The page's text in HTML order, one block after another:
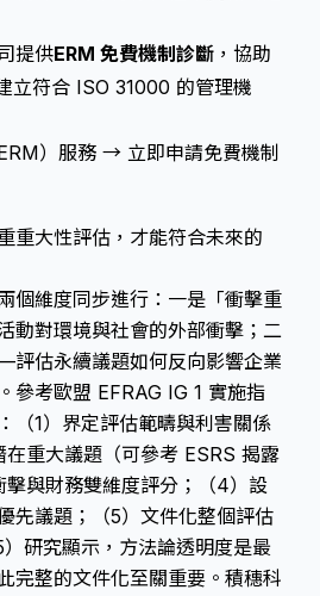
提供ERM 免費機制診斷 ，協助
立符合 ISO 31000 的管理機
）服務 → 立即申請免費機制
重大性評估，才能符合未來的
個維度同步進行：一是「衝擊重
對環境與社會的外部衝擊；二
估永續議題如何反向影響企業
參考歐盟 EFRAG IG 1 實施指
（1）界定評估範疇與利害關係
在重大議題（可參考 ESRS 揭露
與財務雙維度評分；（4）設
先議題；（5）文件化整個評估
研究顯示，方法論透明度是最
完整的文件化至關重要。積穗科